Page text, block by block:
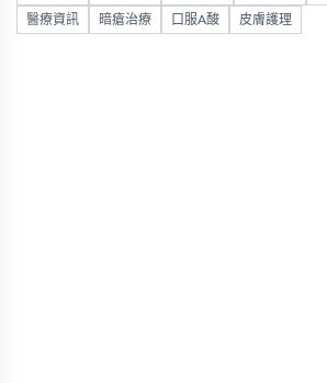
醫療資訊 暗瘡治療 口服A酸 皮膚護理